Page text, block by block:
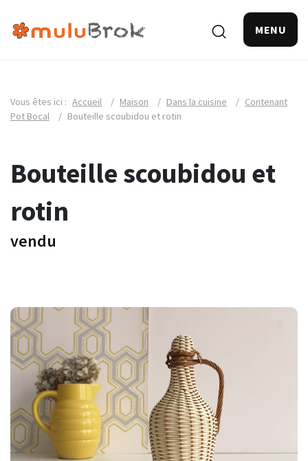
MENU
Vous êtes ici : Accueil / Maison / Dans la cuisine / Contenant
Pot Bocal
/ Bouteille scoubidou et rotin
Bouteille scoubidou et
rotin
vendu